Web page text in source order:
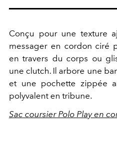
Conçu pour une texture
messager en cordon ciré
en travers du corps ou
une clutch. Il arbore une
et une pochette zippée
polyvalent en tribune.
Sac coursier Polo Play en